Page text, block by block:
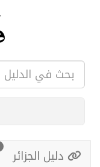
دليل الجزائر